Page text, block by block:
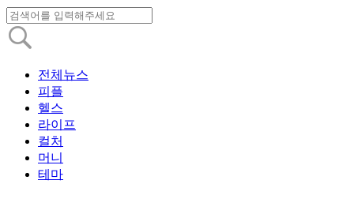
전체뉴스
피플
헬스
라이프
컬처
머니
테마